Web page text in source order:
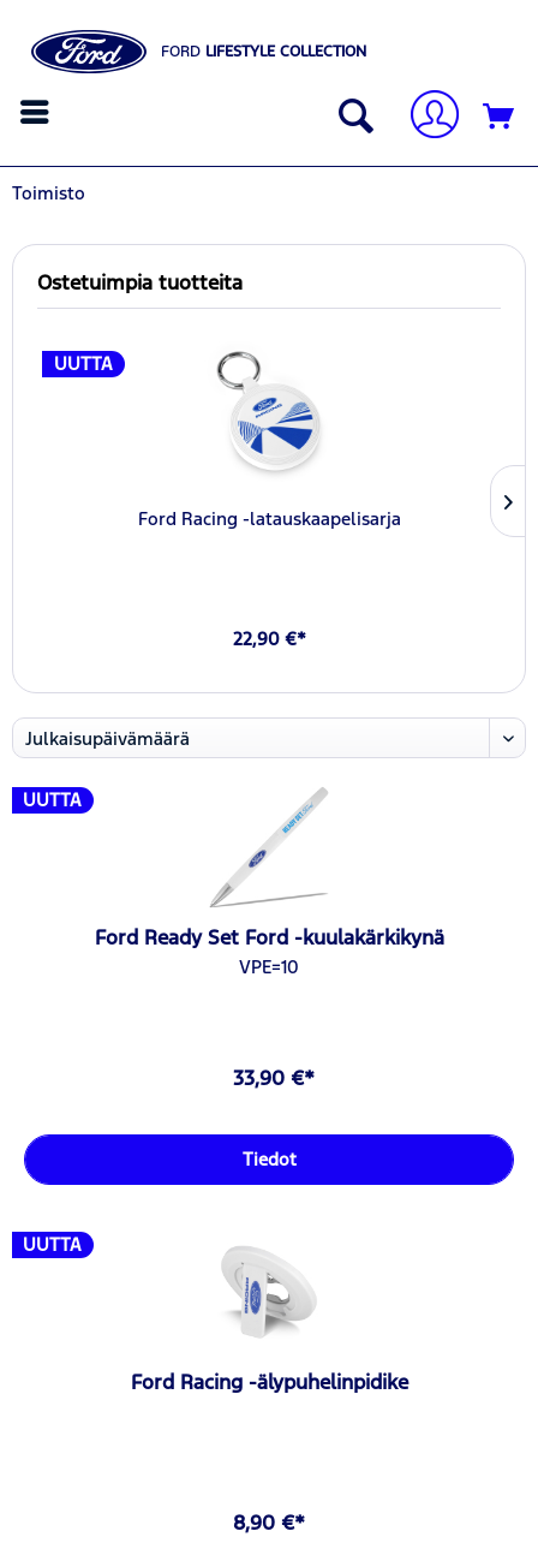
FORD LIFESTYLE COLLECTION
Toimisto
Ostetuimpia tuotteita
UUTTA
Ford Racing -latauskaapelisarja
22,90 €*
UUTTA
Ford Ready Set Ford -kuulakärkikynä
VPE=10
33,90 €*
Tiedot
UUTTA
Ford Racing -älypuhelinpidike
8,90 €*